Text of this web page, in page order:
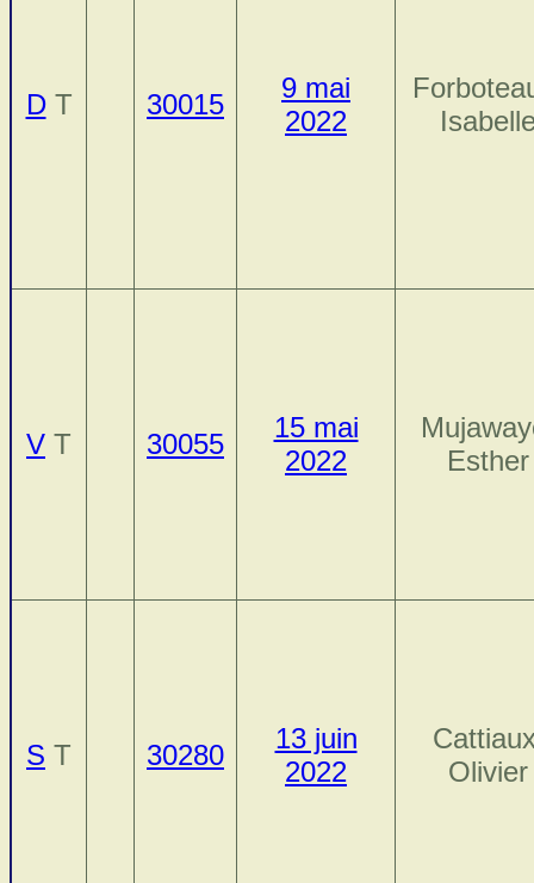
DT 30015
9 mai
2022
V T 30055
15 mai
2022
Esther
S T 30280
13 juin
2022
Olivier